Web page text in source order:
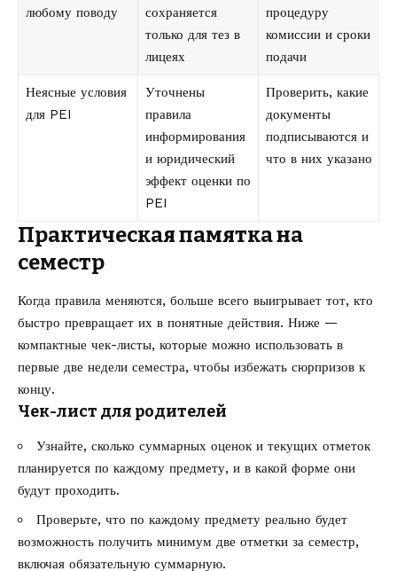
любому поводу
сохраняется
только для тез в
лицеях
процедуру
комиссии и сроки
подачи
Неясные условия
для PEI
Уточнены
правила
информирования
и юридический
эффект оценки по
PEI
Проверить, какие
документы
подписываются и
что в них указано
Практическая памятка на
семестр
Когда правила меняются, больше всего выигрывает тот, кто
быстро превращает их в понятные действия. Ниже —
компактные чек-листы, которые можно использовать в
первые две недели семестра, чтобы избежать сюрпризов к
концу.
Чек-лист для родителей
Узнайте, сколько суммарных оценок и текущих отметок
планируется по каждому предмету, и в какой форме они
будут проходить.
Проверьте, что по каждому предмету реально будет
возможность получить минимум две отметки за семестр,
включая обязательную суммарную.